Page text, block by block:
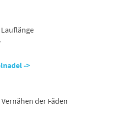
->
der Fäden